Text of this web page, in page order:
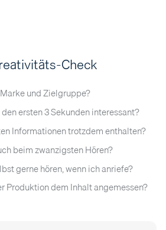
Check
und Zielgruppe?
ersten 3 Sekunden interessant?
Informationen trotzdem enthalten?
beim zwanzigsten Hören?
gerne hören, wenn ich anriefe?
Produktion dem Inhalt angemessen?